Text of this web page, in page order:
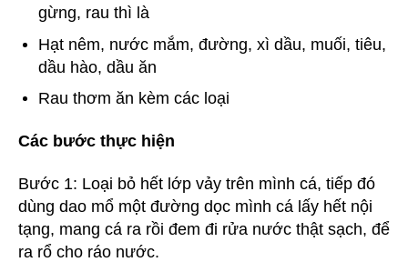
gừng, rau thì là
Hạt nêm, nước mắm, đường, xì dầu, muối, tiêu,
dầu hào, dầu ăn
Rau thơm ăn kèm các loại
Các bước thực hiện
Bước 1: Loại bỏ hết lớp vảy trên mình cá, tiếp đó
dùng dao mổ một đường dọc mình cá lấy hết nội
tạng, mang cá ra rồi đem đi rửa nước thật sạch, để
ra rổ cho ráo nước.